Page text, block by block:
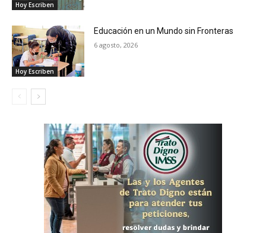
Hoy Escriben
Hoy Escriben
Educación en un Mundo sin Fronteras
6 agosto, 2026